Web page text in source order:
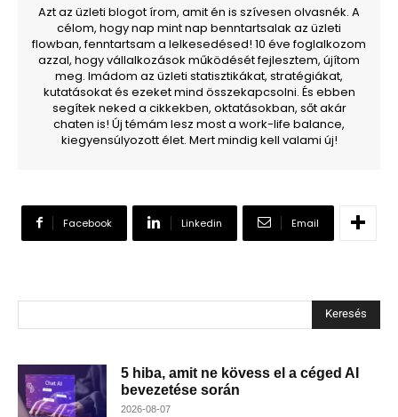
Azt az üzleti blogot írom, amit én is szívesen olvasnék. A
célom, hogy nap mint nap benntartsalak az üzleti
flowban, fenntartsam a lelkesedésed! 10 éve foglalkozom
azzal, hogy vállalkozások működését fejlesztem, újítom
meg. Imádom az üzleti statisztikákat, stratégiákat,
kutatásokat és ezeket mind összekapcsolni. És ebben
segítek neked a cikkekben, oktatásokban, sőt akár
chaten is! Új témám lesz most a work-life balance,
kiegyensúlyozott élet. Mert mindig kell valami új!
Facebook Linkedin Email
Keresés
5 hiba, amit ne kövess el a céged AI
bevezetése során
2026-08-07